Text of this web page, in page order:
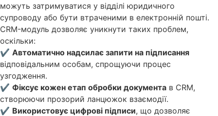
можуть затримуватися у відділі юридичного
супроводу або бути втраченими в електронній пошті.
CRM-модуль дозволяє уникнути таких проблем,
оскільки:
✔ Автоматично надсилає запити на підписання
відповідальним особам, спрощуючи процес
узгодження.
✔ Фіксує кожен етап обробки документа в CRM,
створюючи прозорий ланцюжок взаємодії.
✔ Використовує цифрові підписи, що дозволяє